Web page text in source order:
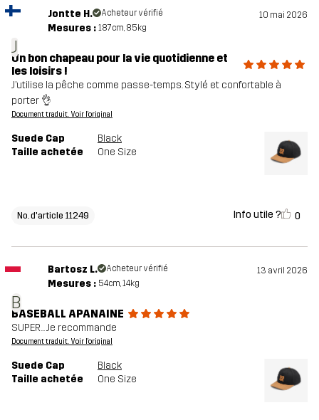
J
Jontte H. Acheteur vérifié 10 mai 2026
Mesures : 187cm, 85kg
Un bon chapeau pour la vie quotidienne et
les loisirs !
J’utilise la pêche comme passe-temps. Stylé et confortable à
porter 👌
Document traduit. Voir l'original
Suede Cap
Black
Taille achetée
One Size
No. d'article 11249 Info utile ? 0
B
Bartosz L. Acheteur vérifié 13 avril 2026
Mesures : 54cm, 14kg
BASEBALL APANAINE
SUPER... Je recommande
Document traduit. Voir l'original
Suede Cap
Black
Taille achetée
One Size